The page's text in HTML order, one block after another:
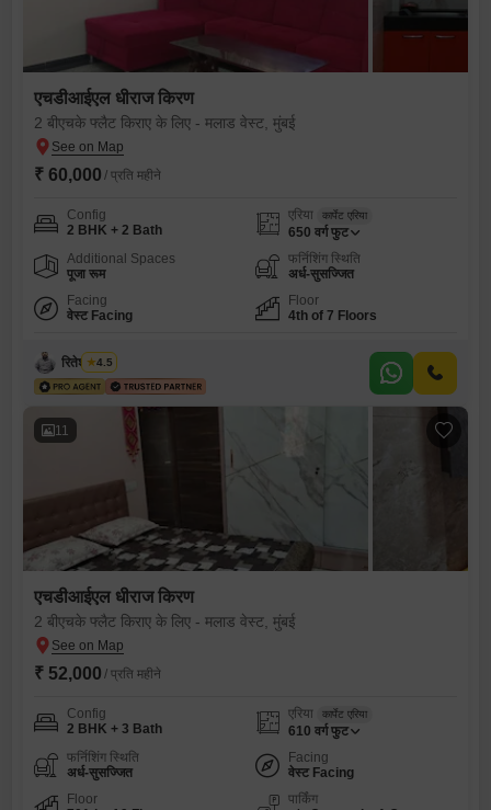
एचडीआईएल धीराज किरण
2 बीएचके फ्लैट किराए के लिए - मलाड वेस्ट, मुंबई
₹ 60,000 / प्रति महीने
Config
2 BHK + 2 Bath
एरिया कार्पेट एरिया
650 वर्ग फुट
Additional Spaces
पूजा रूम
फर्निशिंग स्थिति
अर्ध-सुसज्जित
Facing
वेस्ट Facing
Floor
4th of 7 Floors
रितेश मिश्रा
4.5
11
एचडीआईएल धीराज किरण
2 बीएचके फ्लैट किराए के लिए - मलाड वेस्ट, मुंबई
₹ 52,000 / प्रति महीने
Config
2 BHK + 3 Bath
एरिया कार्पेट एरिया
610 वर्ग फुट
फर्निशिंग स्थिति
अर्ध-सुसज्जित
Facing
वेस्ट Facing
Floor
पार्किंग